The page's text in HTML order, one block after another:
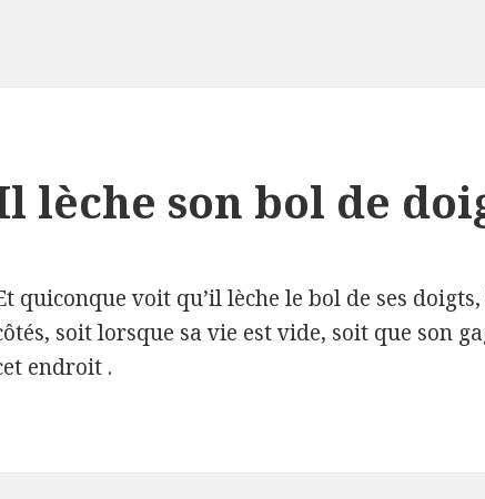
lèche son bol de
quiconque voit qu’il lèche le bol de ses
soit lorsque sa vie est vide, soit que son
endroit .